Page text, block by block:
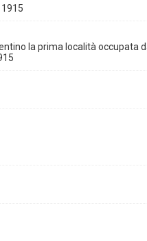
1915
la prima località